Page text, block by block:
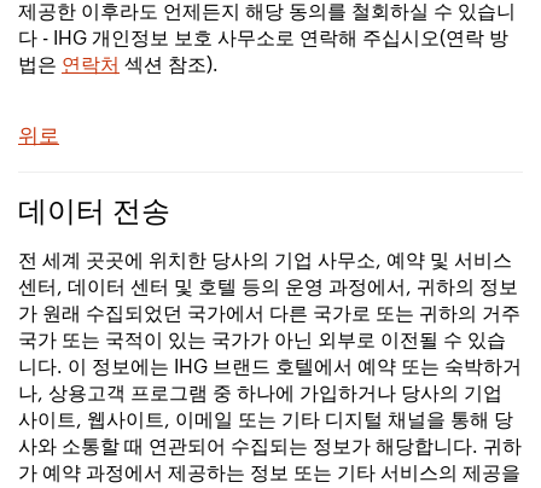
제공한 이후라도 언제든지 해당 동의를 철회하실 수 있습니
다 - IHG 개인정보 보호 사무소로 연락해 주십시오(연락 방
법은 연락처 섹션 참조).
위로
데이터 전송
전 세계 곳곳에 위치한 당사의 기업 사무소, 예약 및 서비스
센터, 데이터 센터 및 호텔 등의 운영 과정에서, 귀하의 정보
가 원래 수집되었던 국가에서 다른 국가로 또는 귀하의 거주
국가 또는 국적이 있는 국가가 아닌 외부로 이전될 수 있습
니다. 이 정보에는 IHG 브랜드 호텔에서 예약 또는 숙박하거
나, 상용고객 프로그램 중 하나에 가입하거나 당사의 기업
사이트, 웹사이트, 이메일 또는 기타 디지털 채널을 통해 당
사와 소통할 때 연관되어 수집되는 정보가 해당합니다. 귀하
가 예약 과정에서 제공하는 정보 또는 기타 서비스의 제공을